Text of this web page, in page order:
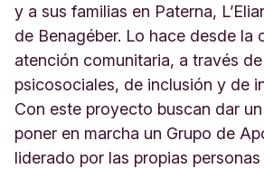
y a sus familias en Paterna,
de Benagéber. Lo hace desde la
atención comunitaria, a través
psicosociales, de inclusión y de
Con este proyecto buscan dar
poner en marcha un Grupo de
liderado por las propias personas